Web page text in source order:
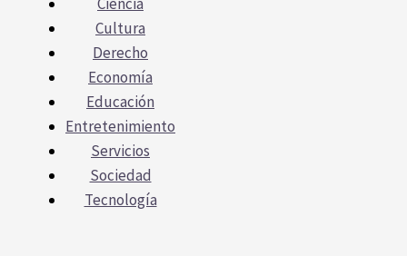
Cultura
Derecho
Economía
Educación
Entretenimiento
Servicios
Sociedad
Tecnología